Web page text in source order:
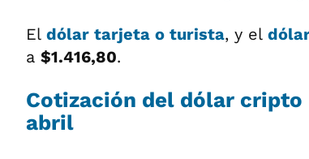
El dólar tarjeta o turista, y el
a $1.416,80.
Cotización del dólar cripto
abril